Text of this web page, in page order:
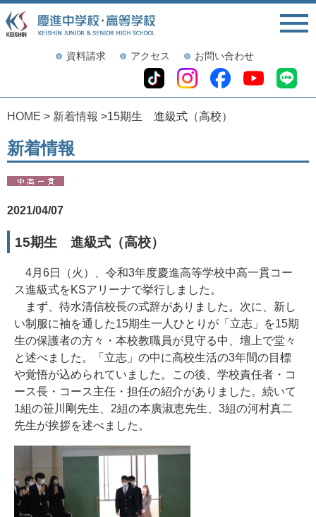
資料請求 アクセス お問い合わせ
HOME > 新着情報 >15期生 進級式（高校）
新着情報
2021/04/07
15期生 進級式（高校）
4月6日（火）、令和3年度慶進高等学校中高一貫コー
ス進級式をKSアリーナで挙行しました。
まず、待水清信校長の式辞がありました。次に、新し
い制服に袖を通した15期生一人ひとりが「立志」を15期
生の保護者の方々・本校教職員が見守る中、壇上で堂々
と述べました。「立志」の中に高校生活の3年間の目標
や覚悟が込められていました。この後、学校責任者・コ
ース長・コース主任・担任の紹介がありました。続いて
1組の笹川剛先生、2組の本廣淑恵先生、3組の河村真二
先生が挨拶を述べました。